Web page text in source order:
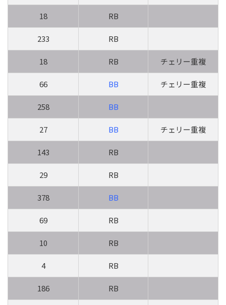
18 RB
233 RB
18 RB チェリー重複
66 BB チェリー重複
258 BB
27 BB チェリー重複
143 RB
29 RB
378 BB
69 RB
10 RB
4 RB
186 RB